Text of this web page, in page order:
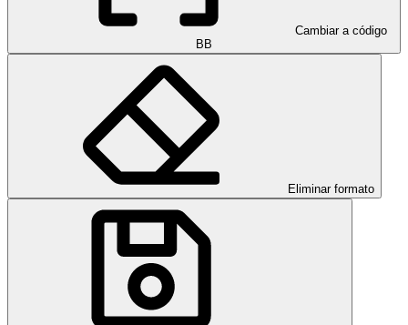
Cambiar a código
BB
Eliminar formato